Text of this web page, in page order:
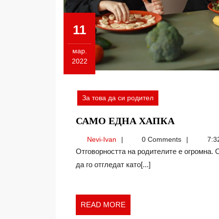
11
мар.
2022
11.03.2022
За това да си родител
САМО ЕДНА ХАПКА
ХАПКА
Nevi-IvanNevi-
Ivan
0 Comments
Отговорността на родителите е огромна. От тях се изисква не само да създадат детето, но и
да го отгледат като[...]
READ MORE
MORE